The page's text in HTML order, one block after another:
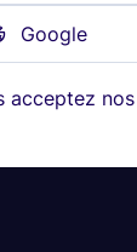
Google
acceptez nos